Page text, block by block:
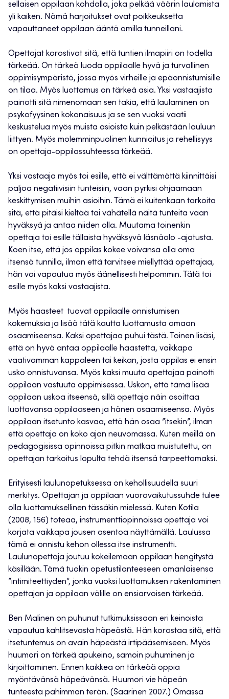
sellaisen oppilaan kohdalla, joka pelkää väärin laulamista
yli kaiken. Nämä harjoitukset ovat poikkeuksetta
vapauttaneet oppilaan ääntä omilla tunneillani.
Opettajat korostivat sitä, että tuntien ilmapiiri on todella
tärkeää. On tärkeä luoda oppilaalle hyvä ja turvallinen
oppimisympäristö, jossa myös virheille ja epäonnistumisille
on tilaa. Myös luottamus on tärkeä asia. Yksi vastaajista
painotti sitä nimenomaan sen takia, että laulaminen on
psykofyysinen kokonaisuus ja se sen vuoksi vaatii
keskustelua myös muista asioista kuin pelkästään lauluun
liittyen. Myös molemminpuolinen kunnioitus ja rehellisyys
on opettaja-oppilassuhteessa tärkeää.
Yksi vastaaja myös toi esille, että ei välttämättä kiinnittäisi
paljoa negatiivisiin tunteisiin, vaan pyrkisi ohjaamaan
keskittymisen muihin asioihin. Tämä ei kuitenkaan tarkoita
sitä, että pitäisi kieltää tai vähätellä näitä tunteita vaan
hyväksyä ja antaa niiden olla. Muutama toinenkin
opettaja toi esille tällaista hyväksyvä läsnäolo -ajatusta.
Koen itse, että jos oppilas kokee voivansa olla oma
itsensä tunnilla, ilman että tarvitsee miellyttää opettajaa,
hän voi vapautua myös äänellisesti helpommin. Tätä toi
esille myös kaksi vastaajista.
Myös haasteet tuovat oppilaalle onnistumisen
kokemuksia ja lisää tätä kautta luottamusta omaan
osaamiseensa. Kaksi opettajaa puhui tästä. Toinen lisäsi,
että on hyvä antaa oppilaalle haastetta, vaikkapa
vaativamman kappaleen tai keikan, josta oppilas ei ensin
usko onnistuvansa. Myös kaksi muuta opettajaa painotti
oppilaan vastuuta oppimisessa. Uskon, että tämä lisää
oppilaan uskoa itseensä, sillä opettaja näin osoittaa
luottavansa oppilaaseen ja hänen osaamiseensa. Myös
oppilaan itsetunto kasvaa, että hän osaa ”itsekin”, ilman
että opettaja on koko ajan neuvomassa. Kuten meillä on
pedagogisissa opinnoissa pitkin matkaa muistutettu, on
opettajan tarkoitus lopulta tehdä itsensä tarpeettomaksi.
Erityisesti laulunopetuksessa on kehollisuudella suuri
merkitys. Opettajan ja oppilaan vuorovaikutussuhde tulee
olla luottamuksellinen tässäkin mielessä. Kuten Kotila
(2008, 156) toteaa, instrumenttiopinnoissa opettaja voi
korjata vaikkapa jousen asentoa näyttämällä. Laulussa
tämä ei onnistu kehon ollessa itse instrumentti.
Laulunopettaja joutuu kokeilemaan oppilaan hengitystä
käsillään. Tämä tuokin opetustilanteeseen omanlaisensa
”intimiteettiyden”, jonka vuoksi luottamuksen rakentaminen
opettajan ja oppilaan välille on ensiarvoisen tärkeää.
Ben Malinen on puhunut tutkimuksissaan eri keinoista
vapautua kahlitsevasta häpeästä. Hän korostaa sitä, että
itsetuntemus on avain häpeästä irtipääsemiseen. Myös
huumori on tärkeä apukeino, samoin puhuminen ja
kirjoittaminen. Ennen kaikkea on tärkeää oppia
myöntävänsä häpeävänsä. Huumori vie häpeän
tunteesta pahimman terän. (Saarinen 2007.) Omassa